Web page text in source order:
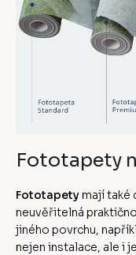
Fototapety
Fototapetymají také
neuvěřitelná
jiného povrchu,
nejen instalace, ale i